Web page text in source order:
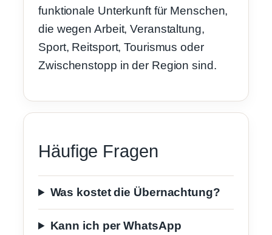
funktionale Unterkunft für Menschen,
die wegen Arbeit, Veranstaltung,
Sport, Reitsport, Tourismus oder
Zwischenstopp in der Region sind.
Häufige Fragen
Was kostet die Übernachtung?
Kann ich per WhatsApp